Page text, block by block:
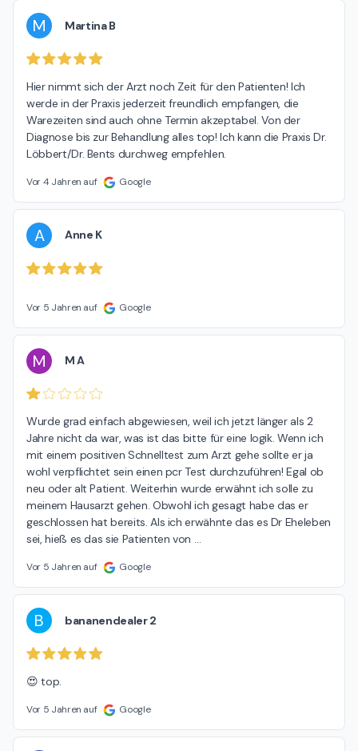
M Martina B
Hier nimmt sich der Arzt noch Zeit für den Patienten! Ich
werde in der Praxis jederzeit freundlich empfangen, die
Warezeiten sind auch ohne Termin akzeptabel. Von der
Diagnose bis zur Behandlung alles top! Ich kann die Praxis Dr.
Löbbert/Dr. Bents durchweg empfehlen.
Vor 4 Jahren auf Google
A Anne K
Vor 5 Jahren auf Google
M M A
Wurde grad einfach abgewiesen, weil ich jetzt länger als 2
Jahre nicht da war, was ist das bitte für eine logik. Wenn ich
mit einem positiven Schnelltest zum Arzt gehe sollte er ja
wohl verpflichtet sein einen pcr Test durchzuführen! Egal ob
neu oder alt Patient. Weiterhin wurde erwähnt ich solle zu
meinem Hausarzt gehen. Obwohl ich gesagt habe das er
geschlossen hat bereits. Als ich erwähnte das es Dr Eheleben
sei, hieß es das sie Patienten von …
Vor 5 Jahren auf Google
B bananendealer 2
😍 top.
Vor 5 Jahren auf Google